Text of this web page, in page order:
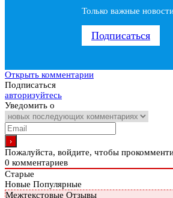
Только важные
Подписаться
Открыть комментарии
Подписаться
авторизуйтесь
Уведомить о
Пожалуйста, войдите, чтобы
0 комментариев
Старые
Новые Популярные
Межтекстовые Отзывы